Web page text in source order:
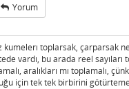
Yorum
toplarsak, çarparsak ne
vardı, bu arada reel sayıları
aralıkları mı toplamalı,
için tek tek birbirini